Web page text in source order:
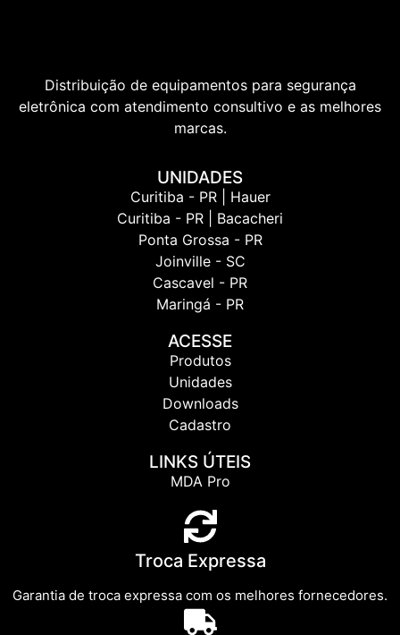
Distribuição de equipamentos para segurança
eletrônica com atendimento consultivo e as melhores
marcas.
UNIDADES
Curitiba - PR | Hauer
Curitiba - PR | Bacacheri
Ponta Grossa - PR
Joinville - SC
Cascavel - PR
Maringá - PR
ACESSE
Produtos
Unidades
Downloads
Cadastro
LINKS ÚTEIS
MDA Pro
Troca Expressa
Garantia de troca expressa com os melhores fornecedores.